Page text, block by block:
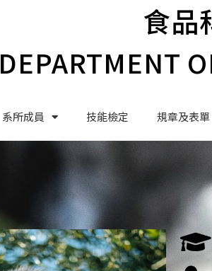
食品
DEPARTMENT
系所成員 技能檢定 規章及表單